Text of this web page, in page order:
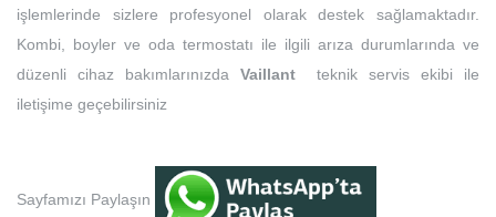
işlemlerinde sizlere profesyonel olarak destek sağlamaktadır.
Kombi, boyler ve oda termostatı ile ilgili arıza durumlarında ve
düzenli cihaz bakımlarınızda Vaillantteknik servis ekibi ile
iletişime geçebilirsiniz
Sayfamızı Paylaşın